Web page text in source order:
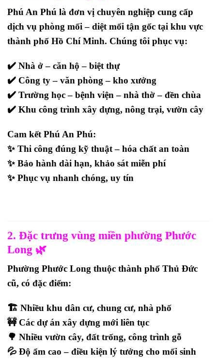
Phú An Phú là đơn vị chuyên nghiệp cung cấp
dịch vụ phòng mối – diệt mối tận gốc tại khu vực
thành phố Hồ Chí Minh. Chúng tôi phục vụ:
✔️ Nhà ở – căn hộ – biệt thự
✔️ Công ty – văn phòng – kho xưởng
✔️ Trường học – bệnh viện – nhà thờ – đền chùa
✔️ Khu công trình xây dựng, nông trại, vườn cây
Cam kết Phú An Phú:
✨ Thi công đúng kỹ thuật – hóa chất an toàn
✨ Bảo hành dài hạn, khảo sát miễn phí
✨ Phục vụ nhanh chóng, uy tín
2. Đặc trưng vùng miền phường Phước
Long 🌿
Phường Phước Long thuộc thành phố Thủ Đức
cũ, có đặc điểm:
🏗 Nhiều khu dân cư, chung cư, nhà phố
🚧 Các dự án xây dựng mới liên tục
🌳 Nhiều vườn cây, đất trống, công trình gỗ
💦 Độ ẩm cao – điều kiện lý tưởng cho mối sinh